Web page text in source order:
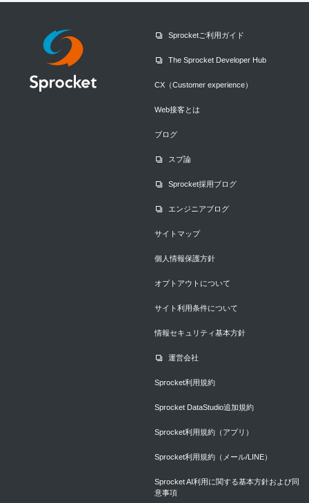
Sprocketご利用ガイド
The Sprocket Developer Hub
CX（Customer experience）
Web接客とは
ブログ
スプ論
Sprocket採用ブログ
エンジニアブログ
サイトマップ
個人情報保護方針
オプトアウトについて
サイト利用条件について
情報セキュリティ基本方針
運営会社
Sprocket利用規約
Sprocket DataStudio追加規約
Sprocket利用規約（アプリ）
Sprocket利用規約（メール/LINE）
Sprocket AI利用に関する基本方針および同
意事項